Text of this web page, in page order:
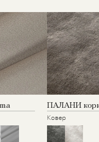
ПАЛАНИ
Ковер